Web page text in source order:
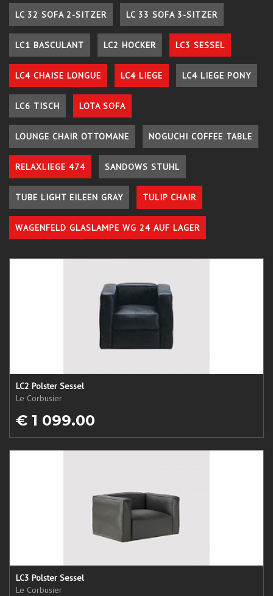
LC 32 SOFA 2-SITZER LC 33 SOFA 3-SITZER
LC1 BASCULANT LC2 HOCKER LC3 SESSEL
LC4 CHAISE LONGUE LC4 LIEGE LC4 LIEGE PONY
LC6 TISCH LOTA SOFA
LOUNGE CHAIR OTTOMANE NOGUCHI COFFEE TABLE
RELAXLIEGE 474 SANDOWS STUHL
TUBE LIGHT EILEEN GRAY TULIP CHAIR
WAGENFELD GLASLAMPE WG 24 AUF LAGER
LC2 Polster Sessel
Le Corbusier
€ 1 099.00
LC3 Polster Sessel
Le Corbusier